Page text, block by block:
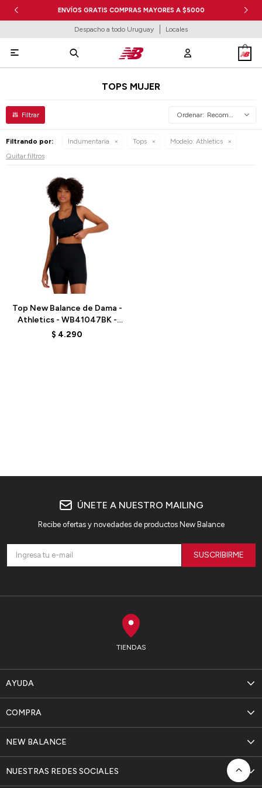
ENVÍOS GRATIS COMPRAS MAYORES A $5000
Despacho a todo Uruguay Locales

TOPS MUJER
Recomendados
Filtrando por: Indumentaria Tops Modelo: Athletics
Quitar filtros
Top New Balance de Dama -
Athletics - WB41047BK -
BLACK
$ 4.290
TIENDAS
AYUDA
NEW BALANCE
COMPRA
NUESTRAS REDES SOCIALES
ÚNETE A NUESTRO MAILING
Recibe ofertas y novedades de productos New Balance
SUSCRIBIRME